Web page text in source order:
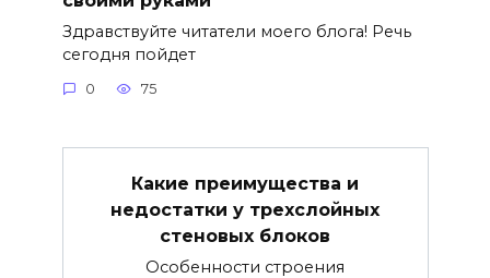
Здравствуйте читатели моего блога! Речь
сегодня пойдет
0 75
Какие преимущества и
недостатки у трехслойных
стеновых блоков
Особенности строения